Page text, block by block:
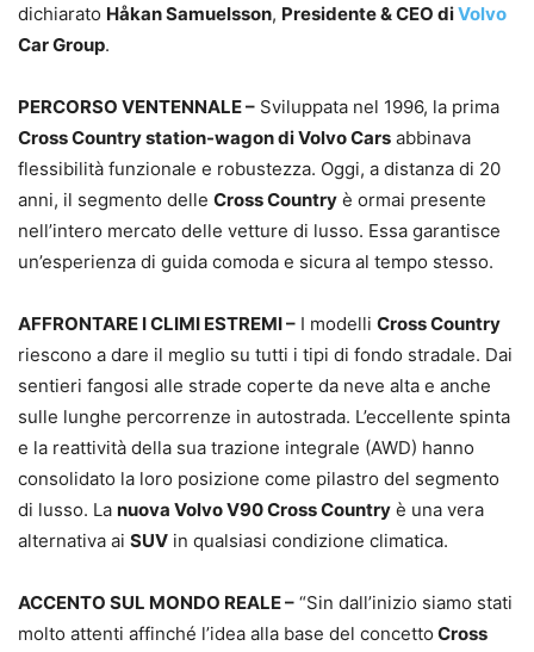
dichiarato Håkan Samuelsson, Presidente & CEO diVolvo
Car Group.
PERCORSO VENTENNALE – Sviluppata nel 1996, la prima
Cross Country station-wagon di Volvo Cars abbinava
flessibilità funzionale e robustezza. Oggi, a distanza di 20
anni, il segmento delle Cross Country è ormai presente
nell’intero mercato delle vetture di lusso. Essa garantisce
un’esperienza di guida comoda e sicura al tempo stesso.
AFFRONTARE I CLIMI ESTREMI – I modelli Cross Country
riescono a dare il meglio su tutti i tipi di fondo stradale. Dai
sentieri fangosi alle strade coperte da neve alta e anche
sulle lunghe percorrenze in autostrada. L’eccellente spinta
e la reattività della sua trazione integrale (AWD) hanno
consolidato la loro posizione come pilastro del segmento
di lusso. La nuova Volvo V90 Cross Country è una vera
alternativa ai SUV in qualsiasi condizione climatica.
ACCENTO SUL MONDO REALE – “Sin dall’inizio siamo stati
molto attenti affinché l’idea alla base del concetto Cross